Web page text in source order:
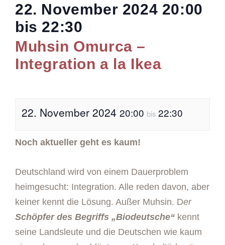
22. November 2024 20:00
bis 22:30
Muhsin Omurca –
Integration a la Ikea
22. November 2024 20:00 bis 22:30
Noch aktueller geht es kaum!
Deutschland wird von einem Dauerproblem
heimgesucht: Integration. Alle reden davon, aber
keiner kennt die Lösung. Außer Muhsin. Der
Schöpfer des Begriffs „Biodeutsche“ kennt
seine Landsleute und die Deutschen wie kaum